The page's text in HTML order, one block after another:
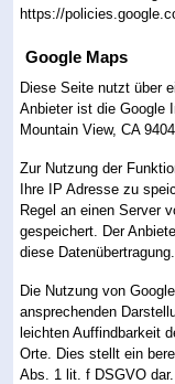
https://
Google Maps
Diese Seite nutzt über
Anbieter ist die Google
Mountain View, CA
Zur Nutzung der
Ihre IP Adresse zu
Regel an einen Server
gespeichert. Der
diese Datenübertragung.
Die Nutzung von
ansprechenden
leichten Auffindbarkeit
Orte. Dies stellt ein
Abs. 1 lit. f DSGVO dar.